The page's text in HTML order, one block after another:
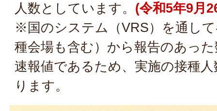
人数としています。 (令和5年9月
※国のシステム（VRS）を通し
種会場も含む）から報告のあっ
速報値であるため、実施の接種
ります。